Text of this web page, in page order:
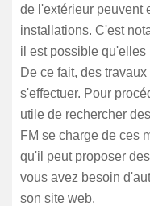
de l'extérieur peuvent
installations. C'est
il est possible qu'elles
De ce fait, des
s'effectuer. Pour
utile de rechercher
FM se charge de ces
qu'il peut proposer
vous avez besoin
son site web.